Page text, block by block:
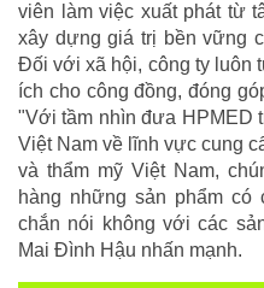
viên làm việc xuất phát từ
xây dựng giá trị bền vững
Đối với xã hội, công ty luôn
ích cho công đồng, đóng
"Với tầm nhìn đưa HPMED
Việt Nam về lĩnh vực cung
và thẩm mỹ Việt Nam,
hàng những sản phẩm
chắn nói không với các
Mai Đình Hậu nhấn mạnh.